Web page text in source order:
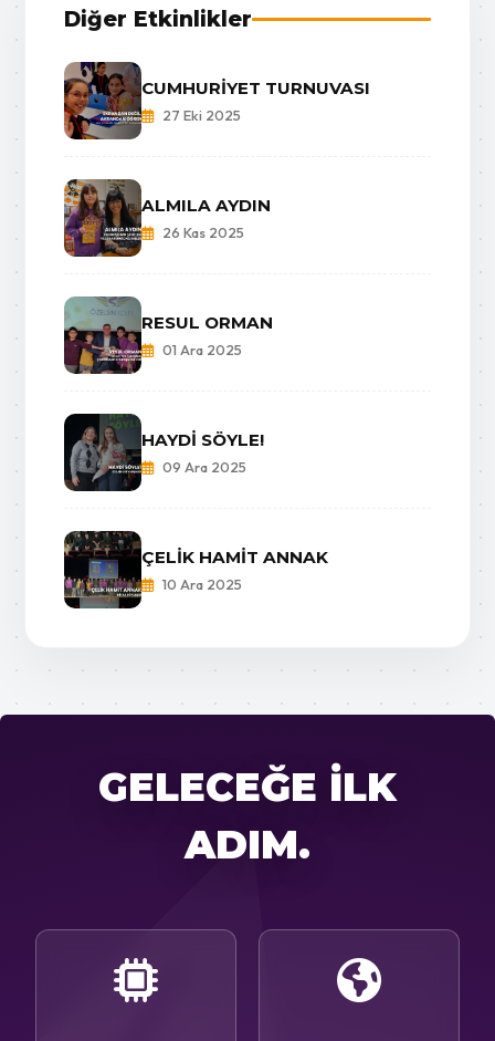
Diğer Etkinlikler
CUMHURİYET TURNUVASI
27 Eki 2025
ALMILA AYDIN
26 Kas 2025
RESUL ORMAN
01 Ara 2025
HAYDİ SÖYLE!
09 Ara 2025
ÇELİK HAMİT ANNAK
10 Ara 2025
GELECEĞE İLK
ADIM.